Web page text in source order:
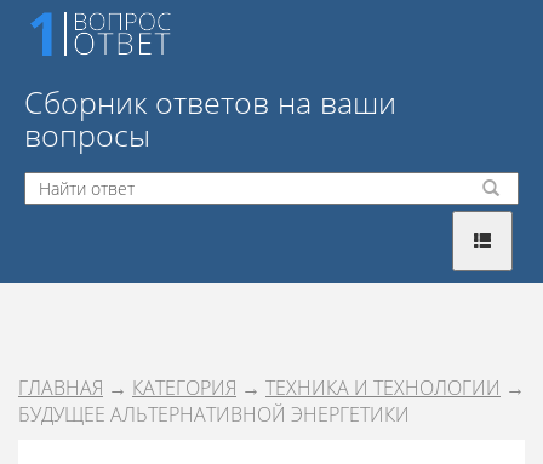
Сборник ответов на ваши
вопросы
ГЛАВНАЯ → КАТЕГОРИЯ → ТЕХНИКА И ТЕХНОЛОГИИ →
БУДУЩЕЕ АЛЬТЕРНАТИВНОЙ ЭНЕРГЕТИКИ